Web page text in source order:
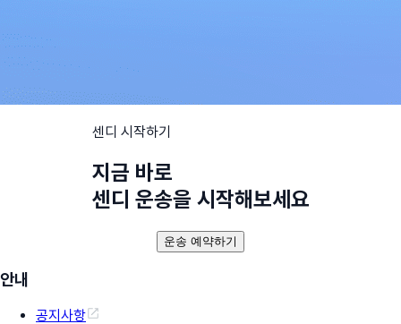
센디 시작하기
지금 바로
센디 운송을 시작해보세요
운송 예약하기
안내
공지사항